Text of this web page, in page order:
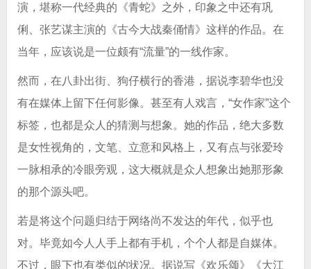
演，堪称一代经典的《青蛇》之外，印象之中还有巩
俐、张艺谋主演的《古今大战秦俑情》这样的作品。在
当年，应该说是一位颇有“流量”的一线作家。
然而，在八卦出街、狗仔横行的香港，据说李碧华也没
有在媒体上留下任何影像。甚至有人戏言，“女作家”这个
标签，也都是众人的猜测与想象。她的作品，绝大多数
是女性视角的，文笔、立意和风格上，又有点与张爱玲
一脉相承的冷眼旁观，这大概就是众人想象出她那形象
的那个源头吧。
若是将这个问题归结于网络尚不发达的年代，似乎也
对。毕竟如今人人手上都有手机，个个人都是自媒体。
不过，眼下也有类似的状况。据说写《欢乐颂》《大江